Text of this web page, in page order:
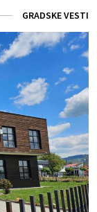
GRADSKE VESTI